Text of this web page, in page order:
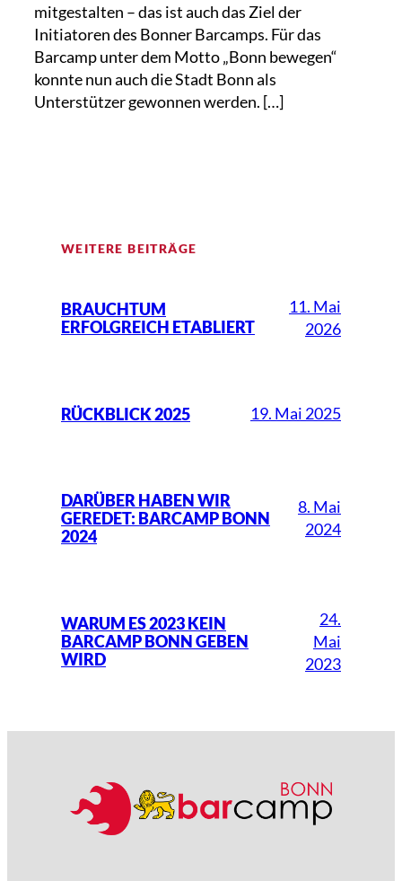
mitgestalten – das ist auch das Ziel der
Initiatoren des Bonner Barcamps. Für das
Barcamp unter dem Motto „Bonn bewegen“
konnte nun auch die Stadt Bonn als
Unterstützer gewonnen werden. […]
WEITERE BEITRÄGE
BRAUCHTUM
ERFOLGREICH ETABLIERT
11. Mai
2026
RÜCKBLICK 2025 19. Mai 2025
DARÜBER HABEN WIR
GEREDET: BARCAMP BONN
2024
8. Mai
2024
WARUM ES 2023 KEIN
BARCAMP BONN GEBEN
WIRD
24.
Mai
2023